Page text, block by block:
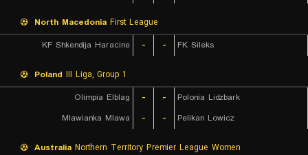
North Macedonia First League
KF Shkendija Haracine
- - FK Sileks
Poland III Liga, Group 1
Olimpia Elblag
- -
Polonia Lidzbark
Mlawianka Mlawa
- - Pelikan Lowicz
Australia Northern Territory Premier League Women